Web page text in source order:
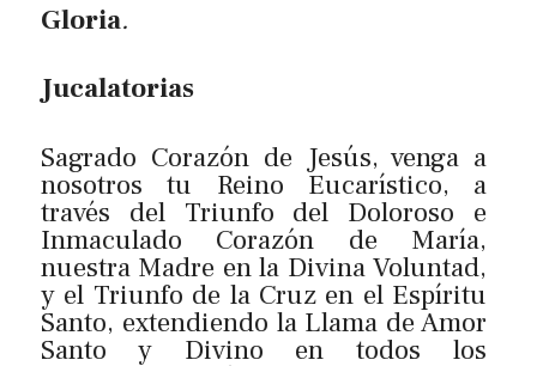
Gloria.
Jucalatorias
Sagrado Corazón de Jesús, venga a
nosotros tu Reino Eucarístico, a
través del Triunfo del Doloroso e
Inmaculado Corazón de María,
nuestra Madre en la Divina Voluntad,
y el Triunfo de la Cruz en el Espíritu
Santo, extendiendo la Llama de Amor
Santo y Divino en todos los